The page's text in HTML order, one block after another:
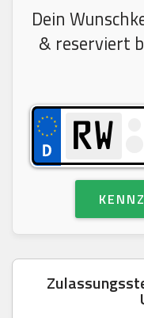
Dein
& reserviert